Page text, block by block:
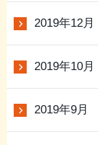
2019年12月
2019年10月
2019年9月